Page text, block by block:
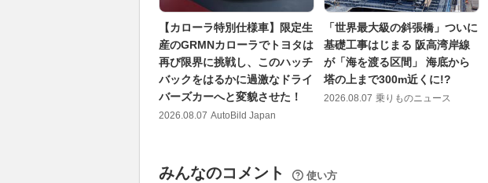
【カローラ特別仕様車】限定生
産のGRMNカローラでトヨタは
再び限界に挑戦し、このハッチ
バックをはるかに過激なドライ
バーズカーへと変貌させた！
2026.08.07 AutoBild Japan
「世界最大級の斜張橋」ついに
基礎工事はじまる 阪高湾岸線
が「海を渡る区間」 海底から
塔の上まで300m近くに!?
2026.08.07 乗りものニュース
みんなのコメント 使い方